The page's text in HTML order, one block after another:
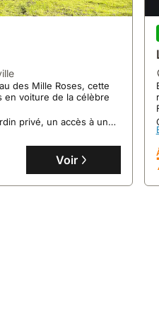
des Mille Roses, cette
en voiture de la célèbre
privé, un accès à une
terrain de pétanque,
pour 14
Voir